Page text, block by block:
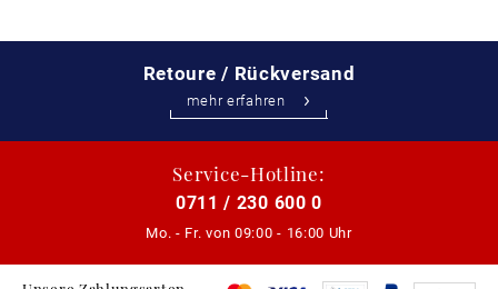
Retoure / Rückversand
mehr erfahren
Service-Hotline:
0711 / 230 600 0
Mo. - Fr. von 09:00 - 16:00 Uhr